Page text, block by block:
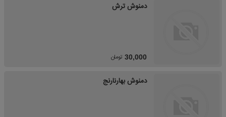
دمنوش ترش
30,000 تومان
دمنوش بهارنارنج